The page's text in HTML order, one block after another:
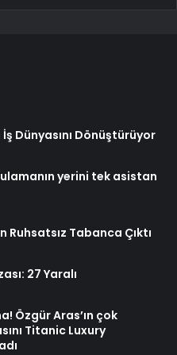
Dünyasını Dönüştürüyor
yerini tek asistan
Ruhsatsız Tabanca Çıktı
27 Yaralı
Özgür Aras’ın çok
Titanic Luxury